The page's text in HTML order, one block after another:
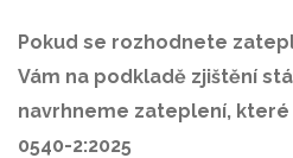
Pokud se rozhodnete
Vám na podkladě zjištění
navrhneme zateplení, které
0540-2:2025